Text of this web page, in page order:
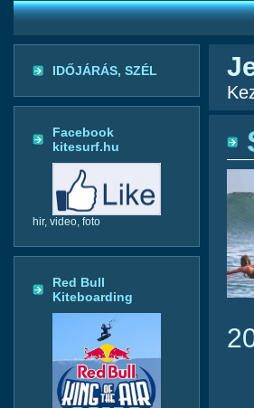
IDŐJÁRÁS, SZÉL
Facebook
kitesurf.hu
hir, video, foto
Red Bull
Kiteboarding